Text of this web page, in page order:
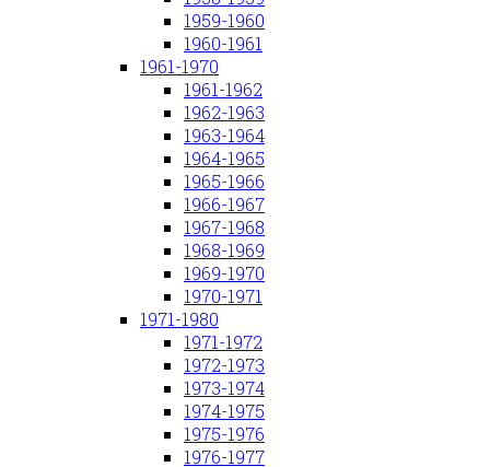
1959-1960
1960-1961
1961-1970
1961-1962
1962-1963
1963-1964
1964-1965
1965-1966
1966-1967
1967-1968
1968-1969
1969-1970
1970-1971
1971-1980
1971-1972
1972-1973
1973-1974
1974-1975
1975-1976
1976-1977